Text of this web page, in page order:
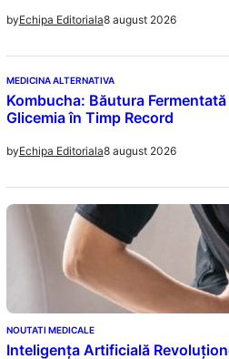
byEchipa Editoriala8 august 2026
MEDICINA ALTERNATIVA
Kombucha: Băutura
Glicemia în Timp Record
byEchipa Editoriala8 august 2026
NOUTATI MEDICALE
Inteligența Artificială